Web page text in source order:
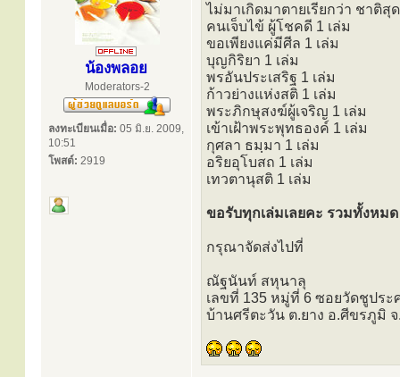
น้องพลอย
Moderators-2
ลงทะเบียนเมื่อ: 05 มิ.ย. 2009,
10:51
โพสต์: 2919
ไม่มาเกิดมาตายเรียกว่า ชาติสุ
คนเจ็บไข้ ผู้โชคดี 1 เล่ม
ขอเพียงแค่มีศีล 1 เล่ม
บุญกิริยา 1 เล่ม
พรอันประเสริฐ 1 เล่ม
ก้าวย่างแห่งสติ 1 เล่ม
พระภิกษุสงฆ์ผู้เจริญ 1 เล่ม
เข้าเฝ้าพระพุทธองค์ 1 เล่ม
กุศลา ธมฺมา 1 เล่ม
อริยอุโบสถ 1 เล่ม
เทวตานุสติ 1 เล่ม
ขอรับทุกเล่มเลยคะ รวมทั้งหมด
กรุณาจัดส่งไปที่
ณัฐนันท์ สหุนาลุ
เลขที่ 135 หมู่ที่ 6 ซอยวัดชูประ
บ้านศรีตะวัน ต.ยาง อ.ศีขรภูมิ